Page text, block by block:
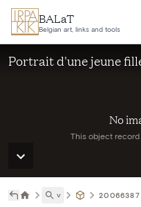
Skip to main content
BALaT
Belgian art, links and tools
No
This object record
Portrait d'une jeune
˅ 20066387